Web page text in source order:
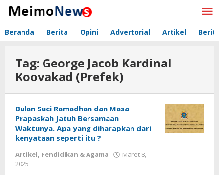
Lewati
Beranda Berita Opini Advertorial Artikel
Tag: George Jacob Kardinal
Koovakad (Prefek)
Bulan Suci Ramadhan dan Masa
Prapaskah Jatuh Bersamaan
Waktunya. Apa yang diharapkan dari
kenyataan seperti itu ?
Artikel, Pendidikan & Agama
Maret 8,
2025